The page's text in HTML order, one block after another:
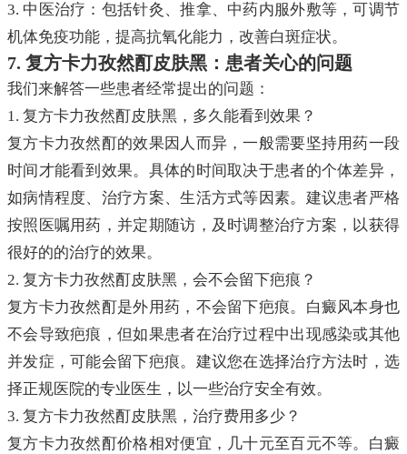
3. 中医治疗：包括针灸、推拿、中药内服外敷等，可调节
机体免疫功能，提高抗氧化能力，改善白斑症状。
7. 复方卡力孜然酊皮肤黑：患者关心的问题
我们来解答一些患者经常提出的问题：
1. 复方卡力孜然酊皮肤黑，多久能看到效果？
复方卡力孜然酊的效果因人而异，一般需要坚持用药一段
时间才能看到效果。具体的时间取决于患者的个体差异，
如病情程度、治疗方案、生活方式等因素。建议患者严格
按照医嘱用药，并定期随访，及时调整治疗方案，以获得
很好的的治疗的效果。
2. 复方卡力孜然酊皮肤黑，会不会留下疤痕？
复方卡力孜然酊是外用药，不会留下疤痕。白癜风本身也
不会导致疤痕，但如果患者在治疗过程中出现感染或其他
并发症，可能会留下疤痕。建议您在选择治疗方法时，选
择正规医院的专业医生，以一些治疗安全有效。
3. 复方卡力孜然酊皮肤黑，治疗费用多少？
复方卡力孜然酊价格相对便宜，几十元至百元不等。白癜